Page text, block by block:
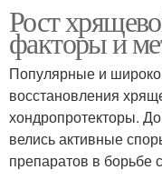
Рост
факторы и
Популярные и
восстановления
хондропротекторы.
велись активные
препаратов в борьбе